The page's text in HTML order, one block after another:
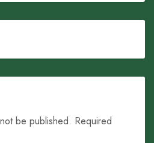
be published. Required